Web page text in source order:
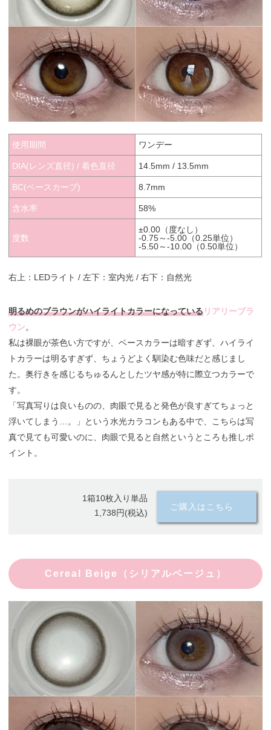
使用期間 ワンデー
DIA(レンズ直径) / 着色直径 14.5mm / 13.5mm
BC(ベースカーブ) 8.7mm
含水率 58%
度数
±0.00（度なし）
-0.75～-5.00（0.25単位）
-5.50～-10.00（0.50単位）
右上：LEDライト / 左下：室内光 / 右下：自然光
明るめのブラウンがハイライトカラーになっているリアリーブラ
ウン。
私は裸眼が茶色い方ですが、ベースカラーは暗すぎず、ハイライ
トカラーは明るすぎず、ちょうどよく馴染む色味だと感じまし
た。奥行きを感じるちゅるんとしたツヤ感が特に際立つカラーで
す。
「写真写りは良いものの、肉眼で見ると発色が良すぎてちょっと
浮いてしまう…。」という水光カラコンもある中で、こちらは写
真で見ても可愛いのに、肉眼で見ると自然というところも推しポ
イント。
1箱10枚入り単品
1,738円(税込)
ご購入はこちら
Cereal Beige（シリアルベージュ）